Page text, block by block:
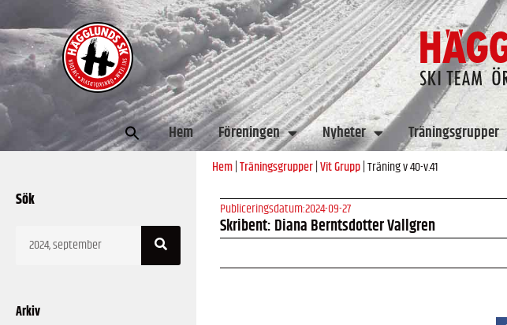
Sök
efter: Hem Föreningen Nyheter Träningsgrupper
Sök
Arkiv
Hem|Träningsgrupper|Vit Grupp|Träning v 40-v.41
Publiceringsdatum:2024-09-27
Skribent: Diana Berntsdotter Vallgren